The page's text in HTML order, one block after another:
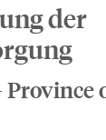
der
Province